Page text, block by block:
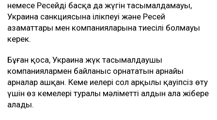
немесе Ресейдің басқа да жүгін тасымалдамауы,
Украина санкциясына ілікпеуі және Ресей
азаматтары мен компанияларына тиесілі болмауы
керек.
Бұған қоса, Украина жүк тасымалдаушы
компаниялармен байланыс орнататын арнайы
арналар ашқан. Кеме иелері сол арқылы қауіпсіз өту
үшін өз кемелері туралы мәліметті алдын ала жібере
алады.